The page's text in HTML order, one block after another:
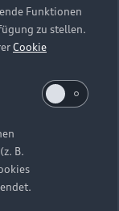
der
auf dieser
Funktionen
zu stellen.
Cookie
B.